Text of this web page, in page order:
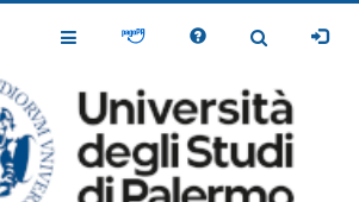
Toggle
Toggle